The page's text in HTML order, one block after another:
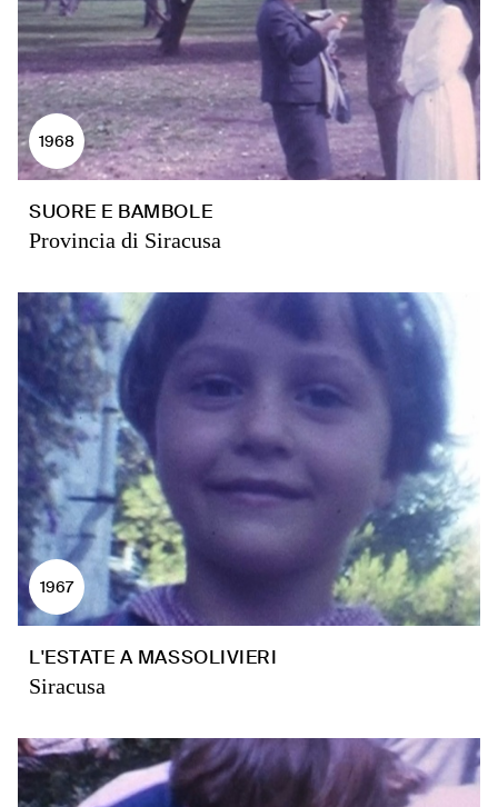
1968
SUORE E BAMBOLE
Provincia di Siracusa
1967
L'ESTATE A MASSOLIVIERI
Siracusa